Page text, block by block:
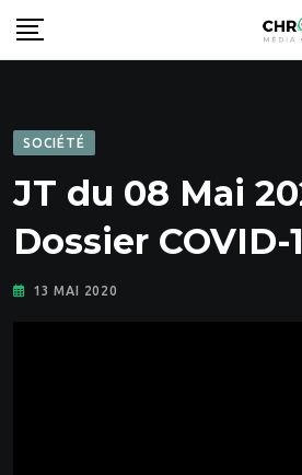
Skip
to
SOCIÉTÉ
JT du 08 Mai
Dossier COVID-
13 MAI 2020